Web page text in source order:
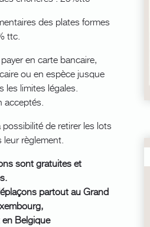
des plates formes
ttc.
en carte bancaire,
ou en espèce jusque
les limites légales.
acceptés.
possibilité de retirer les lots
règlement.
sont gratuites et
partout au Grand
Belgique